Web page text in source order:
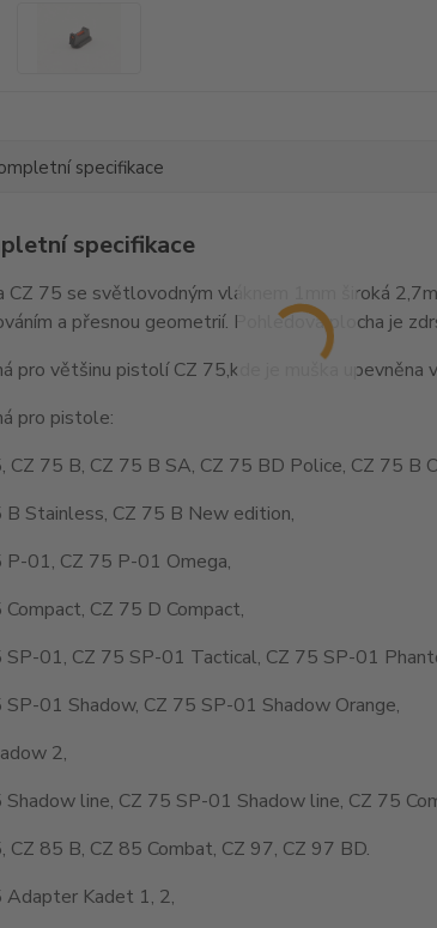
specifikace
specifikace
CZ 75 se světlovodným vláknem 1mm široká
a přesnou geometrií. Pohledová plocha je
pro většinu pistolí CZ 75,kde je muška upevněna
pro pistole:
CZ 75 B, CZ 75 B SA, CZ 75 BD Police, CZ 75 B
B Stainless, CZ 75 B New edition,
P-01, CZ 75 P-01 Omega,
Compact, CZ 75 D Compact,
SP-01, CZ 75 SP-01 Tactical, CZ 75 SP-01
SP-01 Shadow, CZ 75 SP-01 Shadow Orange,
2,
Shadow line, CZ 75 SP-01 Shadow line, CZ 75
CZ 85 B, CZ 85 Combat, CZ 97, CZ 97 BD.
Adapter Kadet 1, 2,